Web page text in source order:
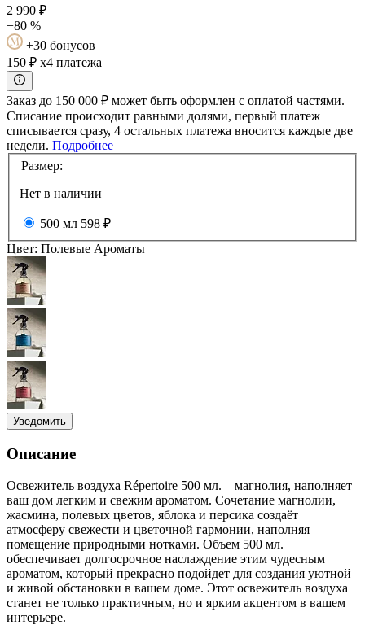
2 990 ₽
−80 %
+30 бонусов
150 ₽ x4 платежа
Заказ до 150 000 ₽ может быть оформлен с оплатой частями.
Списание происходит равными долями, первый платеж
списывается сразу, 4 остальных платежа вносится каждые две
недели. Подробнее
Размер:
Нет в наличии
500 мл 598 ₽
Цвет: Полевые Ароматы
Уведомить
Описание
Освежитель воздуха Répertoire 500 мл. – магнолия, наполняет
ваш дом легким и свежим ароматом. Сочетание магнолии,
жасмина, полевых цветов, яблока и персика создаёт
атмосферу свежести и цветочной гармонии, наполняя
помещение природными нотками. Объем 500 мл.
обеспечивает долгосрочное наслаждение этим чудесным
ароматом, который прекрасно подойдет для создания уютной
и живой обстановки в вашем доме. Этот освежитель воздуха
станет не только практичным, но и ярким акцентом в вашем
интерьере.